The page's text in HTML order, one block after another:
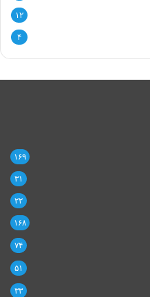
۱۲
۴
۱۶۹
۳۱
۲۲
۱۶۸
۷۴
۵۱
۳۳